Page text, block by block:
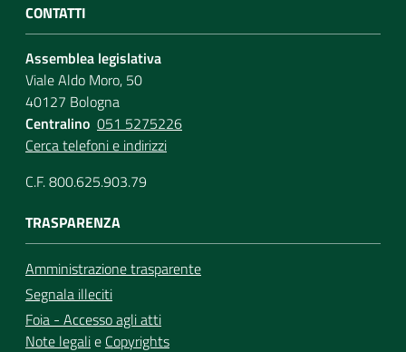
CONTATTI
Assemblea legislativa
Viale Aldo Moro, 50
40127 Bologna
Centralino 051 5275226
Cerca telefoni e indirizzi
C.F. 800.625.903.79
TRASPARENZA
Amministrazione trasparente
Segnala illeciti
Foia - Accesso agli atti
Note legalie Copyrights